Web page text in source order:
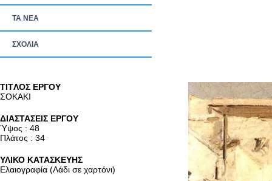
ΤΑ ΝEΑ
ΣΧΟΛΙΑ
TITΛΟΣ ΕΡΓΟΥ
ΣΟΚΑΚΙ
ΔΙΑΣΤΑΣΕΙΣ ΕΡΓΟΥ
Ύψος : 48
Πλάτος : 34
ΥΛΙΚΟ ΚΑΤΑΣΚΕΥΗΣ
Ελαιογραφία (Λάδι σε χαρτόνι)